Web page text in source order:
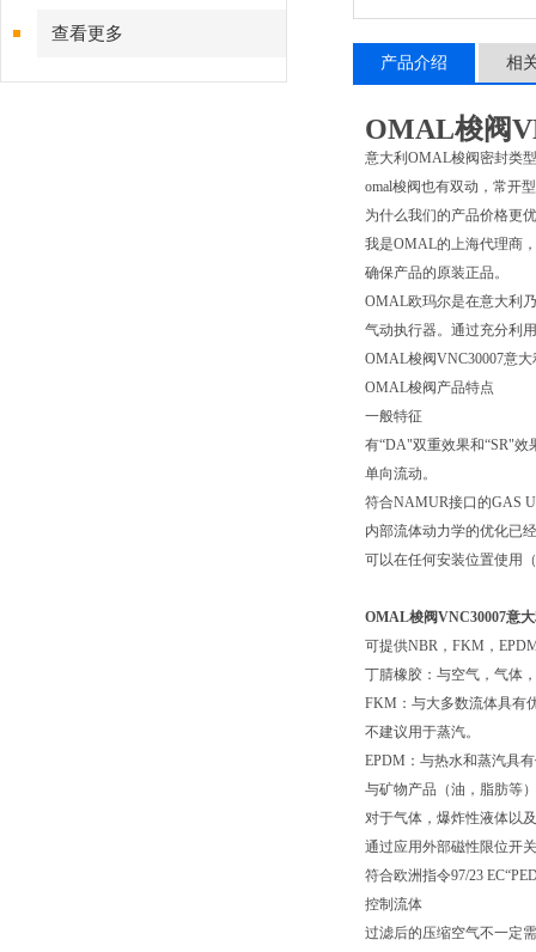
查看更多
产品介绍 相
OMAL梭阀
意大利OMAL梭阀密封类
omal梭阀也有双动，常开
为什么我们的产品价格更
我是OMAL的上海代理商
确保产品的原装正品。
OMAL欧玛尔是在意大利
气动执行器。通过充分利
OMAL梭阀VNC30007意
OMAL梭阀产品特点
一般特征
有“DA"双重效果和“SR"效
单向流动。
符合NAMUR接口的GAS
内部流体动力学的优化已
可以在任何安装位置使用
OMAL梭阀VNC30007意
可提供NBR，FKM，
丁腈橡胶：与空气，气体
FKM：与大多数流体具有
不建议用于蒸汽。
EPDM：与热水和蒸汽具
与矿物产品（油，脂肪等
对于气体，爆炸性液体以
通过应用外部磁性限位开
符合欧洲指令97/23
控制流体
过滤后的压缩空气不一定